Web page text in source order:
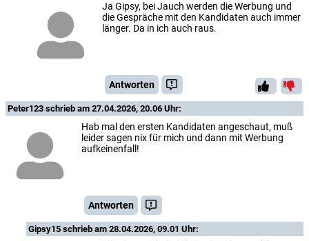
Ja Gipsy, bei Jauch werden die Werbung und
die Gespräche mit den Kandidaten auch immer
länger. Da in ich auch raus.
Antworten
Peter123 schrieb am 27.04.2026, 20.06 Uhr:
Hab mal den ersten Kandidaten angeschaut, muß
leider sagen nix für mich und dann mit Werbung
aufkeinenfall!
Antworten
Gipsy15 schrieb am 28.04.2026, 09.01 Uhr: